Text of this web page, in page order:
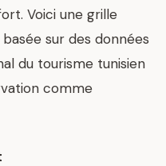
Voici une grille
sur des données
du tourisme tunisien
comme